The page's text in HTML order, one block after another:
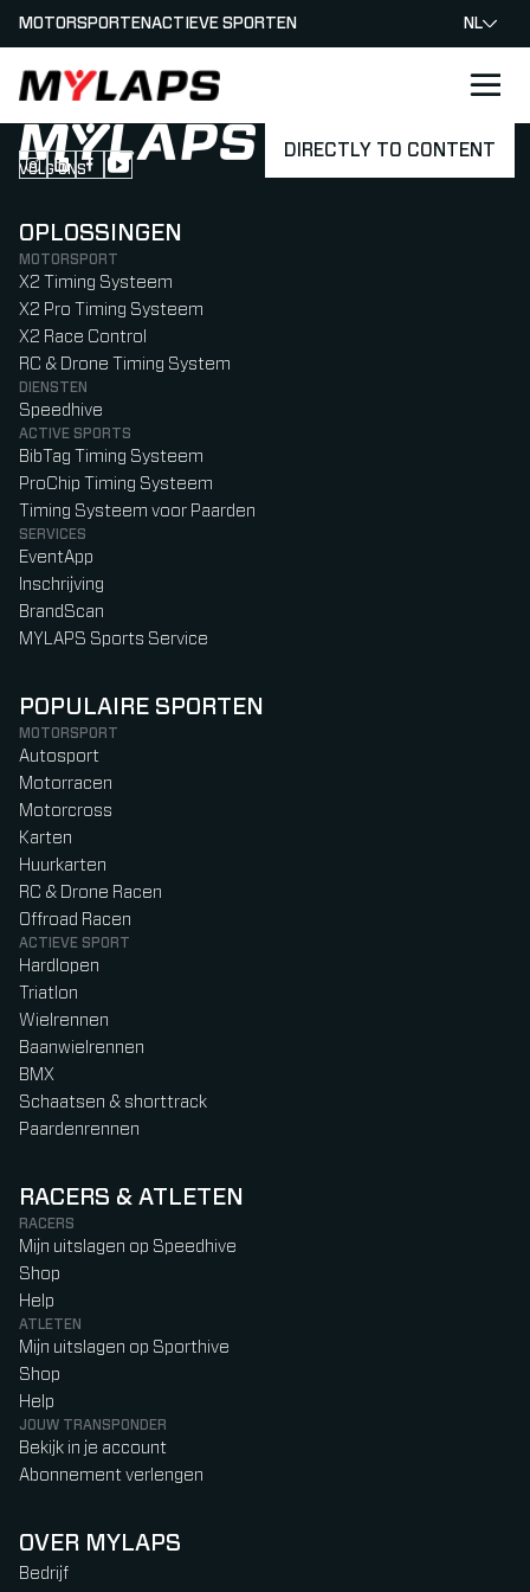
DIRECTLY TO CONTENT
LOGO MYLAPS - NEDERLAND
MOTORSPORTENACTIEVE SPORTEN NL
VOLG ONS
Follow us on Instagram (Opens in new tab)
Follow us on LinkedIn (Opens in new tab)
Follow us on Facebook (Opens in new tab)
Follow us on YouTube (Opens in new tab)
OPLOSSINGEN
MOTORSPORT
X2 Timing Systeem
X2 Pro Timing Systeem
X2 Race Control
RC & Drone Timing System
DIENSTEN
Speedhive
ACTIVE SPORTS
BibTag Timing Systeem
ProChip Timing Systeem
Timing Systeem voor Paarden
SERVICES
EventApp
Inschrijving
BrandScan
MYLAPS Sports Service
POPULAIRE SPORTEN
MOTORSPORT
Autosport
Motorracen
Motorcross
Karten
Huurkarten
RC & Drone Racen
Offroad Racen
ACTIEVE SPORT
Hardlopen
Triatlon
Wielrennen
Baanwielrennen
BMX
Schaatsen & shorttrack
Paardenrennen
RACERS & ATLETEN
RACERS
Mijn uitslagen op Speedhive
Shop
Help
ATLETEN
Mijn uitslagen op Sporthive
Shop
Help
JOUW TRANSPONDER
Bekijk in je account
Abonnement verlengen
OVER MYLAPS
Bedrijf